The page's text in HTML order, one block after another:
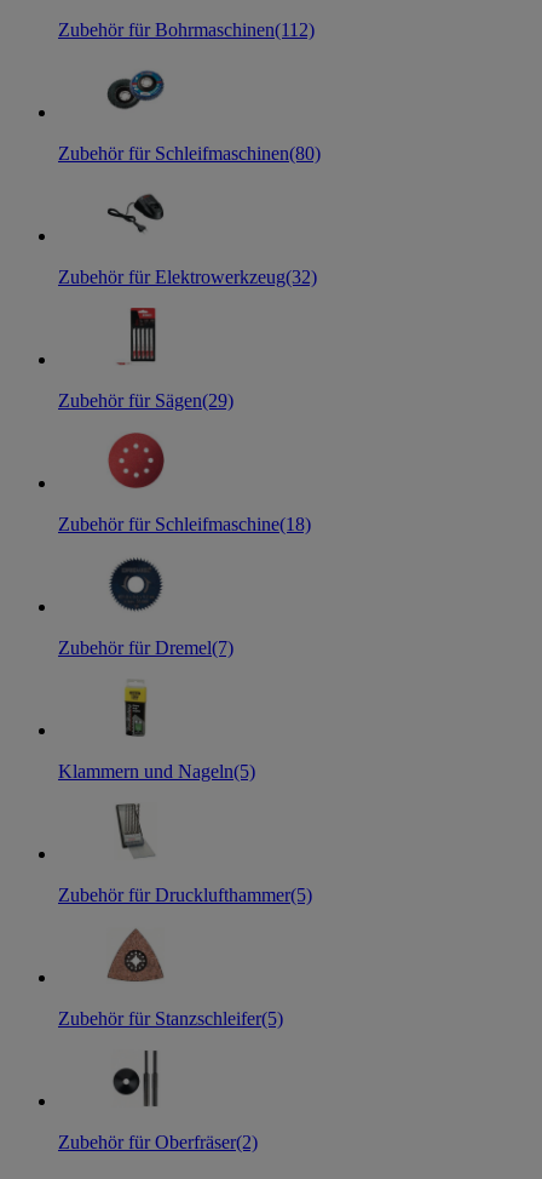
Zubehör für Bohrmaschinen(112)
Zubehör für Schleifmaschinen(80)
Zubehör für Elektrowerkzeug(32)
Zubehör für Sägen(29)
Zubehör für Schleifmaschine(18)
Zubehör für Dremel(7)
Klammern und Nageln(5)
Zubehör für Drucklufthammer(5)
Zubehör für Stanzschleifer(5)
Zubehör für Oberfräser(2)